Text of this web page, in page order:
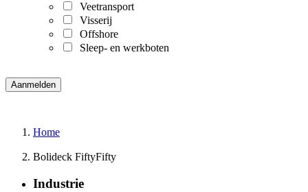
Veetransport
Visserij
Offshore
Sleep- en werkboten
Home
Bolideck FiftyFifty
Industrie